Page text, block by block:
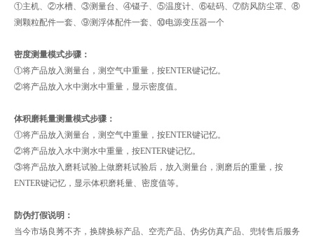
①主机、②水槽、③测量台、④镊子、⑤温度计、⑥砝码、⑦防风防尘罩、⑧
测颗粒配件一套、⑨测浮体配件一套、⑩电源变压器一个
密度测量模式步骤：
①将产品放入测量台，测空气中重量，按ENTER键记忆。
②将产品放入水中测水中重量，显示密度值。
体积磨耗量测量模式步骤：
①将产品放入测量台，测空气中重量，按ENTER键记忆。
②将产品放入水中测水中重量，按ENTER键记忆。
③将产品放入磨耗试验上做磨耗试验后，放入测量台，测磨后的重量，按
ENTER键记忆，显示体积磨耗量、密度值等。
防伪打假说明：
当今市场良莠不齐，换牌换标产品、空壳产品、伪劣仿真产品、兜转售后服务